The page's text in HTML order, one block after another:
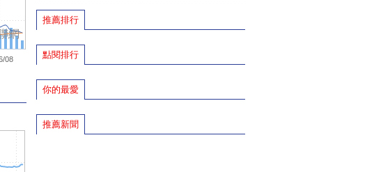
08
網
推薦排行
點閱排行
你的最愛
推薦新聞